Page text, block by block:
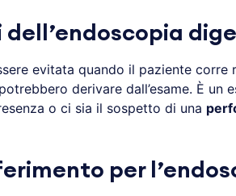
evitata quando il paziente corre
derivare dall’esame. È un
o ci sia il sospetto di una
per